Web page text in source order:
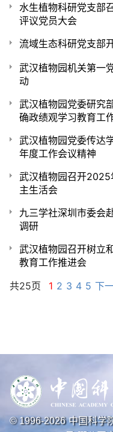
水生植物科研党支部
评议党员大会
流域生态科研党支部
武汉植物园机关第一
动
武汉植物园党委研究
确政绩观学习教育工
武汉植物园党委传达
年度工作会议精神
武汉植物园召开2025
主生活会
九三学社深圳市委会
调研
武汉植物园召开树立
教育工作推进会
共25页
1 2 3 4 5 下
© 1996-2026中国科学